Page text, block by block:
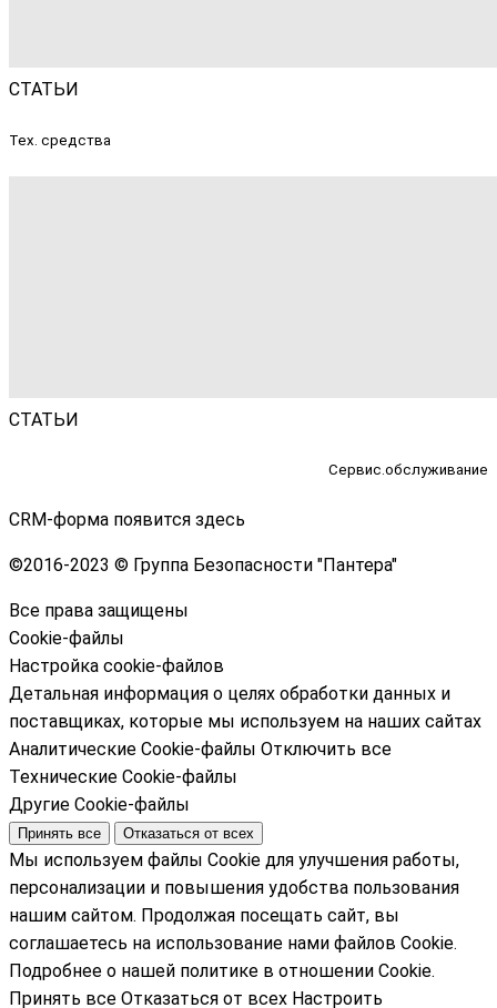
СТАТЬИ
Тех. средства
СТАТЬИ
Сервис.обслуживание
CRM-форма появится здесь
©2016-2023 © Группа Безопасности "Пантера"
Все права защищены
Cookie-файлы
Настройка cookie-файлов
Детальная информация о целях обработки данных и
поставщиках, которые мы используем на наших сайтах
Аналитические Cookie-файлы Отключить все
Технические Cookie-файлы
Другие Cookie-файлы
Принять все Отказаться от всех
Мы используем файлы Cookie для улучшения работы,
персонализации и повышения удобства пользования
нашим сайтом. Продолжая посещать сайт, вы
соглашаетесь на использование нами файлов Cookie.
Подробнее о нашей политике в отношении Cookie.
Принять все Отказаться от всех Настроить